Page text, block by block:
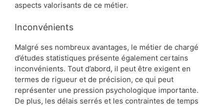
aspects valorisants de ce métier.
Inconvénients
Malgré ses nombreux avantages, le métier de chargé
d’études statistiques présente également certains
inconvénients. Tout d’abord, il peut être exigent en
termes de rigueur et de précision, ce qui peut
représenter une pression psychologique importante.
De plus, les délais serrés et les contraintes de temps